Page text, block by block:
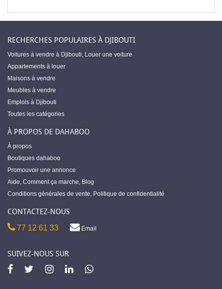
RECHERCHES POPULAIRES À DJIBOUTI
Voitures à vendre à Djibouti, Louer une voiture
Appartements à louer
Maisons à vendre
Meubles à vendre
Emplois à Djibouti
Toutes les catégories
À PROPOS DE DAHABOO
À propos
Boutiques dahaboo
Promouvoir une annonce
Aide, Comment ça marche, Blog
Conditions générales de vente, Politique de confidentialité
CONTACTEZ-NOUS
77 12 61 33 Email
SUIVEZ-NOUS SUR